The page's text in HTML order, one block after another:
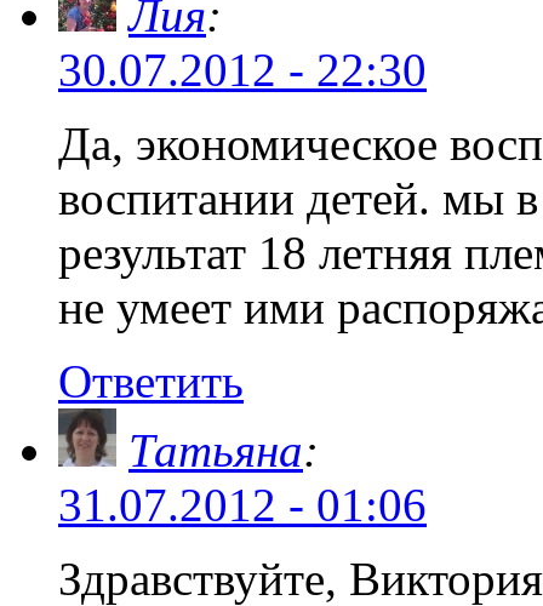
Лия:
30.07.2012 - 22:30
Да, экономическое
воспитании детей. мы
результат 18 летняя
не умеет ими
Ответить
Татьяна:
31.07.2012 - 01:06
Здравствуйте,